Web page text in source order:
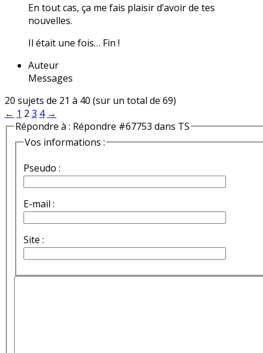
En tout cas, ça me fais plaisir d’avoir de tes
nouvelles.
Il était une fois… Fin !
Auteur
Messages
20 sujets de 21 à 40 (sur un total de 69)
← 1 2 3 4 →
Répondre à : Répondre #67753 dans TS
Vos informations :
Pseudo :
E-mail :
Site :